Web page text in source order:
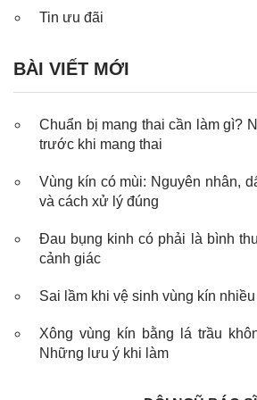
Tin ưu đãi
BÀI VIẾT MỚI
Chuẩn bị mang thai cần làm gì?
trước khi mang thai
Vùng kín có mùi: Nguyên nhân,
và cách xử lý đúng
Đau bụng kinh có phải là bình
cảnh giác
Sai lầm khi vệ sinh vùng kín
Xông vùng kín bằng lá trầu
Những lưu ý khi làm